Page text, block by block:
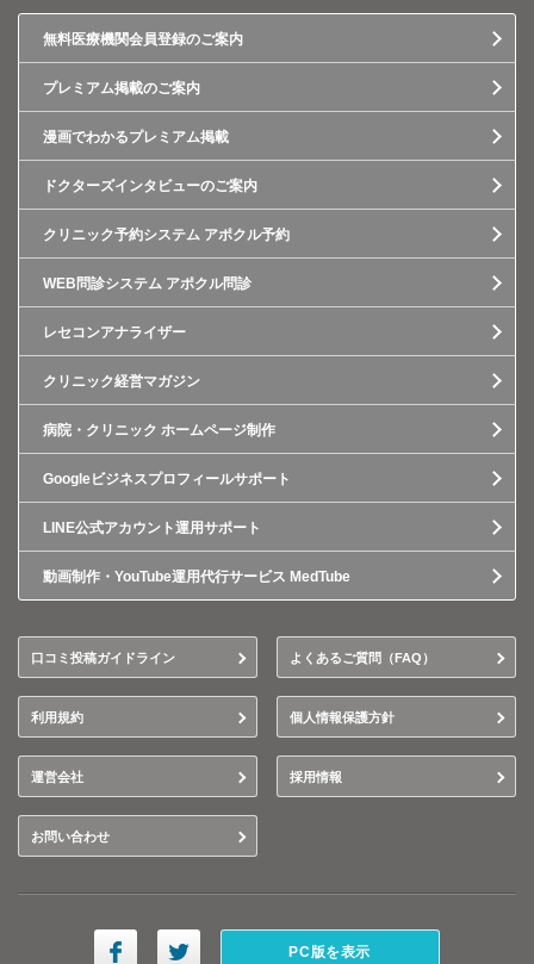
無料医療機関会員登録のご案内
プレミアム掲載のご案内
漫画でわかるプレミアム掲載
ドクターズインタビューのご案内
クリニック予約システム アポクル予約
WEB問診システム アポクル問診
レセコンアナライザー
クリニック経営マガジン
病院・クリニック ホームページ制作
Googleビジネスプロフィールサポート
LINE公式アカウント運用サポート
動画制作・YouTube運用代行サービス MedTube
口コミ投稿ガイドライン よくあるご質問（FAQ）
利用規約 個人情報保護方針
運営会社 採用情報
お問い合わせ
PC版を表示